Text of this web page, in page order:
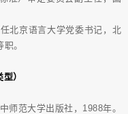
北京语言大学党委书记，北
。
）
师范大学出版社，1988年。